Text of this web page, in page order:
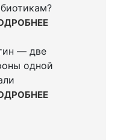
— две
одной